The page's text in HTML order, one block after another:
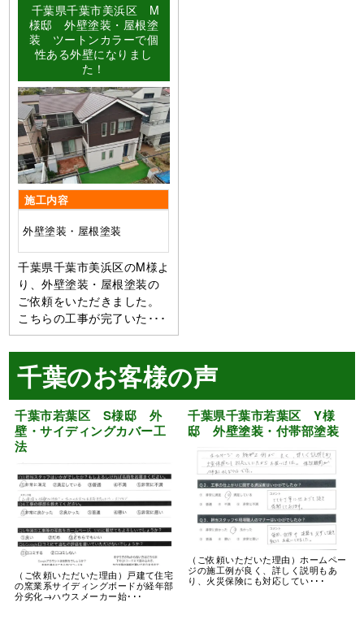
千葉県千葉市美浜区 M
様邸 外壁塗装・屋根塗
装 ツートンカラーで個
性ある外壁になりまし
た！
施工内容
外壁塗装・屋根塗装
千葉県千葉市美浜区のM様よ
り、外壁塗装・屋根塗装の
ご依頼をいただきました。
こちらの工事が完了いた･･･
千葉のお客様の声
千葉市若葉区 S様邸 外
壁・サイディングカバー工
法
（ご依頼いただいた理由）戸建て住宅
の窯業系サイディングボードが経年部
分劣化→ハウスメーカー始･･･
千葉県千葉市若葉区 Y様
邸 外壁塗装・付帯部塗装
（ご依頼いただいた理由）ホームペー
ジの施工例が良く、詳しく説明もあ
り、火災保険にも対応してい･･･